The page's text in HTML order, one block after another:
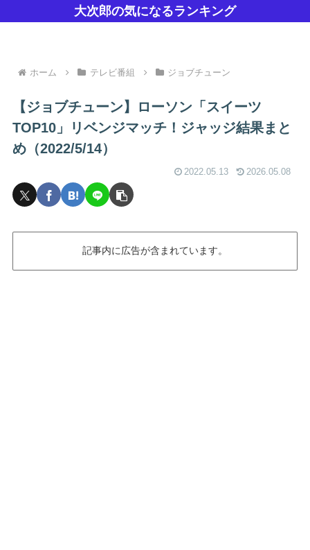
大次郎の気になるランキング
ホーム テレビ番組 ジョブチューン
【ジョブチューン】ローソン「スイーツ
TOP10」リベンジマッチ！ジャッジ結果まと
め（2022/5/14）
2022.05.13 2026.05.08
記事内に広告が含まれています。